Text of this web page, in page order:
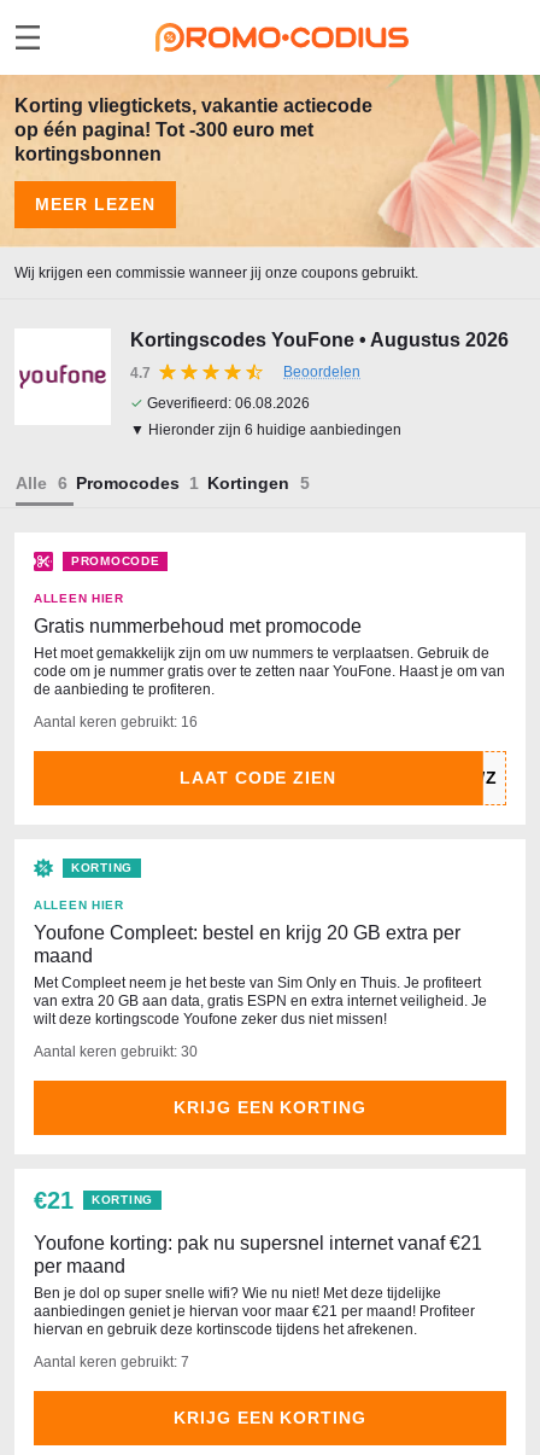
Korting vliegtickets, vakantie actiecode
op één pagina! Tot -300 euro met
kortingsbonnen
MEER LEZEN
Wij krijgen een commissie wanneer jij onze coupons gebruikt.
Kortingscodes YouFone • Augustus 2026
4.7
Beoordelen
✓ Geverifieerd: 06.08.2026
▼ Hieronder zijn 6 huidige aanbiedingen
Alle Promocodes Kortingen
PROMOCODE
ALLEEN HIER
Gratis nummerbehoud met promocode
Het moet gemakkelijk zijn om uw nummers te verplaatsen. Gebruik de
code om je nummer gratis over te zetten naar YouFone. Haast je om van
de aanbieding te profiteren.
Aantal keren gebruikt: 16
LAAT CODE ZIEN
KORTING
ALLEEN HIER
Youfone Compleet: bestel en krijg 20 GB extra per
maand
Met Compleet neem je het beste van Sim Only en Thuis. Je profiteert
van extra 20 GB aan data, gratis ESPN en extra internet veiligheid. Je
wilt deze kortingscode Youfone zeker dus niet missen!
Aantal keren gebruikt: 30
KRIJG EEN KORTING
€21 KORTING
Youfone korting: pak nu supersnel internet vanaf €21
per maand
Ben je dol op super snelle wifi? Wie nu niet! Met deze tijdelijke
aanbiedingen geniet je hiervan voor maar €21 per maand! Profiteer
hiervan en gebruik deze kortinscode tijdens het afrekenen.
Aantal keren gebruikt: 7
KRIJG EEN KORTING